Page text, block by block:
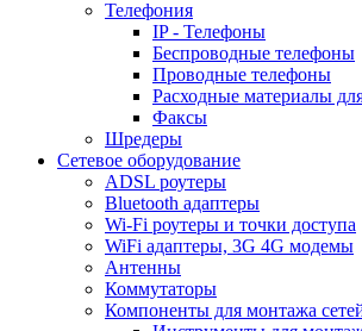
Телефония
IP - Телефоны
Беспроводные телефоны
Проводные телефоны
Расходные материалы
Факсы
Шредеры
Сетевое оборудование
ADSL роутеры
Bluetooth адаптеры
Wi-Fi роутеры и точки доступа
WiFi адаптеры, 3G 4G модемы
Антенны
Коммутаторы
Компоненты для монтажа